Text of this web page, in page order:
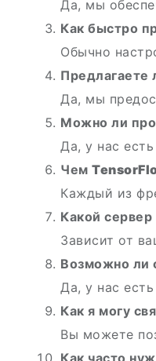
Да, мы
Как быстро
Обычно
Предлагаете
Да, мы
Можно ли
Да, у нас
Чем
Каждый из
Какой
Зависит от
Возможно ли
Да, у нас
Как я могу
Вы можете
Как часто